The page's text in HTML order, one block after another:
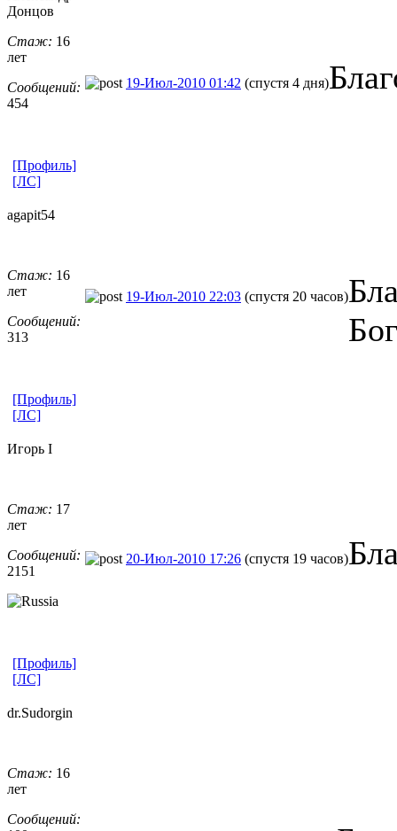
Донцов
Стаж: 16
лет
Сообщений:
454
19-Июл-2010 01:42 (спустя 4 дня)
[Профиль]
[ЛС]
agapit54
Стаж: 16
лет
Сообщений:
313
19-Июл-2010 22:03 (спустя 20 часов)
[Профиль]
[ЛС]
Игорь I
Стаж: 17
лет
Сообщений:
2151
20-Июл-2010 17:26 (спустя 19 часов)
[Профиль]
[ЛС]
dr.Sudorgin
Стаж: 16
лет
Сообщений: